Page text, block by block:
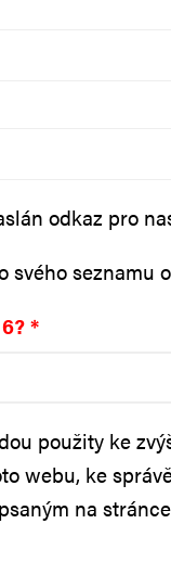
odkaz pro
svého seznamu
6?*
použity ke
webu, ke
na